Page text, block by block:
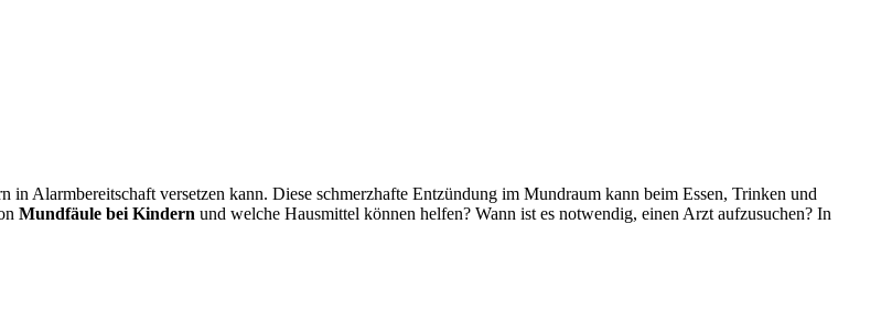
Alarmbereitschaft versetzen kann. Diese schmerzhafte Entzündung im Mundraum kann beim Essen, Trinken und
Mundfäule bei Kindern und welche Hausmittel können helfen? Wann ist es notwendig, einen Arzt aufzusuchen? In